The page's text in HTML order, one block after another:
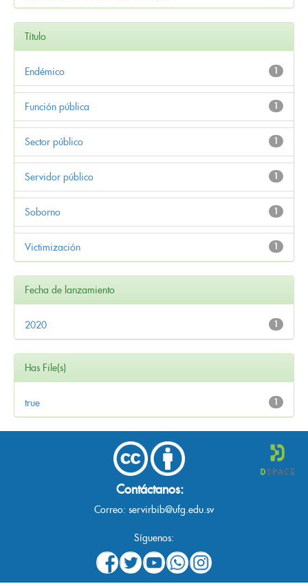
Título
1
Endémico
1
Función pública
1
Sector público
1
Servidor público
1
Soborno
1
Victimización
Fecha de lanzamiento
1
2020
Has File(s)
1
true
Contáctanos:
Correo: servirbib@ufg.edu.sv
Síguenos: